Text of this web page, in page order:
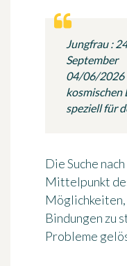
Jungfrau :
September
04/06/2026
kosmischen
speziell für
Die Suche
Mittelpunkt
Bindungen zu
Probleme